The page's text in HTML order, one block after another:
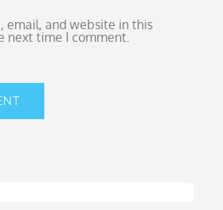
email, and website in this
next time I comment.